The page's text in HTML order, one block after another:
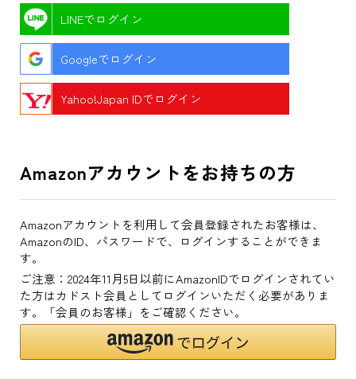
LINEでログイン
Googleでログイン
Yahoo!Japan IDでログイン
Amazonアカウントをお持ちの方
Amazonアカウントを利用して会員登録されたお客様は、
AmazonのID、パスワードで、ログインすることができま
す。
ご注意：2024年11月5日以前にAmazonIDでログインされてい
た方はカドスト会員としてログインいただく必要がありま
す。「会員のお客様」をご確認ください。